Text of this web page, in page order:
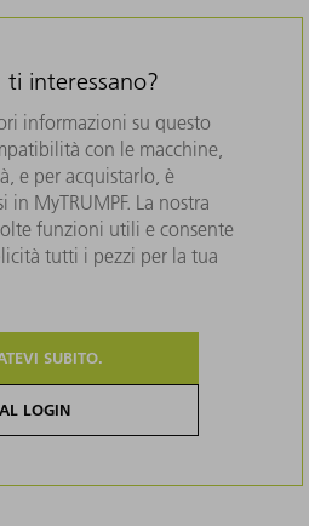
interessano?
informazioni su questo
con le macchine,
e per acquistarlo, è
in MyTRUMPF. La nostra
funzioni utili e consente
tutti i pezzi per la tua
SUBITO.
LOGIN